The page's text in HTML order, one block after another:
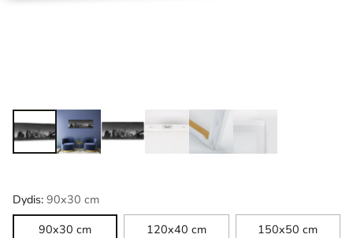
Dydis: 90x30 cm
90x30 cm
120x40 cm 150x50 cm